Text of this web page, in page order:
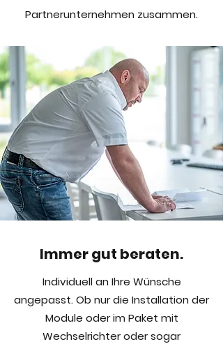
Partnerunternehmen zusammen.
Immer gut beraten.
Individuell an Ihre Wünsche
angepasst. Ob nur die Installation der
Module oder im Paket mit
Wechselrichter oder sogar